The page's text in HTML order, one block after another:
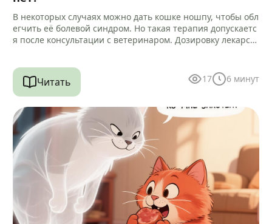
В некоторых случаях можно дать кошке ношпу, чтобы обл
егчить её болевой синдром. Но такая терапия допускаетс
я после консультации с ветеринаром. Дозировку лекарст
Читать 17 6 минут